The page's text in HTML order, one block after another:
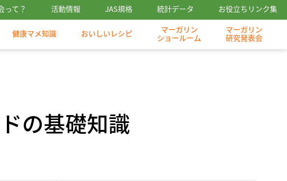
って？ 活動情報 JAS規格 統計データ
お役立ちリンク集
健康マメ知識 おいしいレシピ
マーガリン
ショールーム
マーガリン
研究発表会
の基礎知識